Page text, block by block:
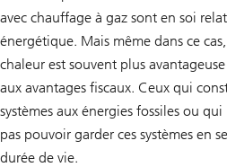
avec chauffage à gaz sont en soi
énergétique. Mais même dans ce
chaleur est souvent plus
aux avantages fiscaux. Ceux qui
systèmes aux énergies fossiles ou
pas pouvoir garder ces systèmes en
durée de vie.